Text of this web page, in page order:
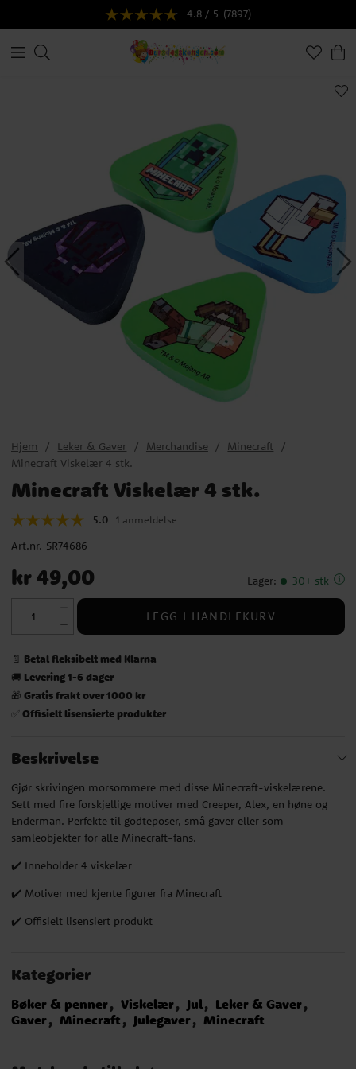
4.8 / 5 (7897)
Hjem Leker & Gaver Merchandise
Minecraft
Minecraft Viskelær 4 stk.
Minecraft Viskelær 4 stk.
5.0 1 anmeldelse
Art.nr. SR74686
Pris
kr 49,00
kr 49,00 Lager: 30+ stk
LEGG I HANDLEKURV
📄 Betal fleksibelt med Klarna
🚚 Levering 1-6 dager
🎁 Gratis frakt over 1000 kr
✅ Offisielt lisensierte produkter
Beskrivelse
Gjør skrivingen morsommere med disse Minecraft-viskelærene.
Sett med fire forskjellige motiver med Creeper, Alex, en høne og
Enderman. Perfekte til godteposer, små gaver eller som
samleobjekter for alle Minecraft-fans.
✔️ Inneholder 4 viskelær
✔️ Motiver med kjente figurer fra Minecraft
✔️ Offisielt lisensiert produkt
Kategorier
Bøker & penner Viskelær Jul
Leker & Gaver
Gaver
Minecraft Julegaver Minecraft